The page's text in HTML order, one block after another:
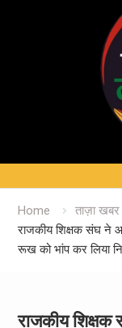
Home
ताज़ा खबर
राजकीय शिक्षक संघ ने
रूख को भांप कर लिया
राजकीय